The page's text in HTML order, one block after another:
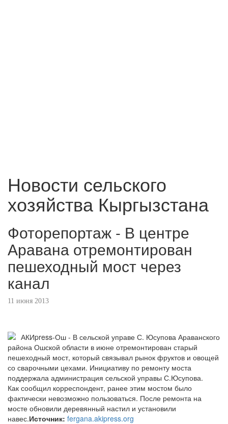
Новости сельского
хозяйства Кыргызстана
Фоторепортаж - В центре
Аравана отремонтирован
пешеходный мост через
канал
11 июня 2013
АКИpress-Ош - В сельской управе С. Юсупова Араванского
района Ошской области в июне отремонтирован старый
пешеходный мост, который связывал рынок фруктов и овощей
со сварочными цехами. Инициативу по ремонту моста
поддержала администрация сельской управы С.Юсупова.
Как сообщил корреспондент, ранее этим мостом было
фактически невозможно пользоваться. После ремонта на
мосте обновили деревянный настил и установили
навес.Источник: fergana.akipress.org